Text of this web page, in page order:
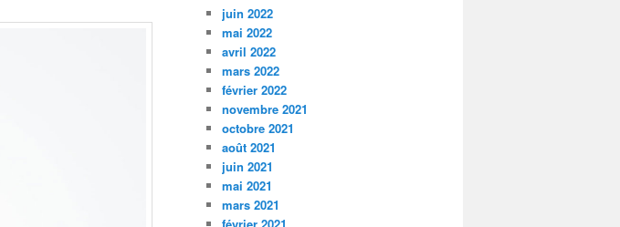
juin 2022
mai 2022
avril 2022
mars 2022
février 2022
novembre 2021
octobre 2021
août 2021
juin 2021
mai 2021
mars 2021